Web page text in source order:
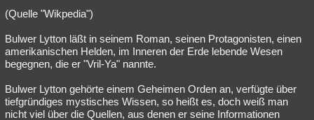
(Quelle "Wikpedia")
Bulwer Lytton läßt in seinem Roman, seinen Protagonisten, einen
amerikanischen Helden, im Inneren der Erde lebende Wesen
begegnen, die er "Vril-Ya" nannte.
Bulwer Lytton gehörte einem Geheimen Orden an, verfügte über
tiefgründiges mystisches Wissen, so heißt es, doch weiß man
nicht viel über die Quellen, aus denen er seine Informationen